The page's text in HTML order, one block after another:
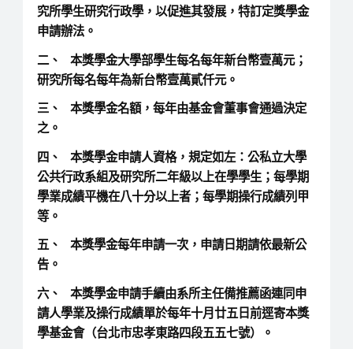
究所學生研究行政學，以促進其發展，特訂定獎學金
申請辦法。
二、 本獎學金大學部學生每名每年新台幣壹萬元；
研究所每名每年為新台幣壹萬貳仟元。
三、 本獎學金名額，每年由基金會董事會通過決定
之。
四、 本獎學金申請人資格，規定如左：公私立大學
公共行政系組及研究所二年級以上在學學生；每學期
學業成績平機在八十分以上者；每學期操行成績列甲
等。
五、 本獎學金每年申請一次，申請日期請依最新公
告。
六、 本獎學金申請手續由系所主任備推薦函連同申
請人學業及操行成績單於每年十月廿五日前逕寄本獎
學基金會（台北市忠孝東路四段五五七號）。